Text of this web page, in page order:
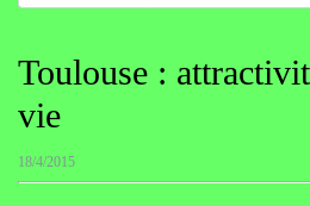
Toulouse :
vie
18/4/2015